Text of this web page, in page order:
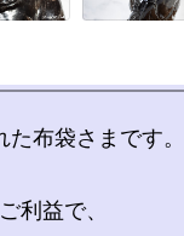
た布袋さまです。
利益で、